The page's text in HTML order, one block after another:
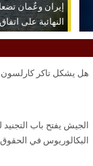
إيران وعُمان
النهائية على
هل يشكل تاكر كارلسون
الجيش يفتح باب التجنيد
البكالوريوس في الحقوق